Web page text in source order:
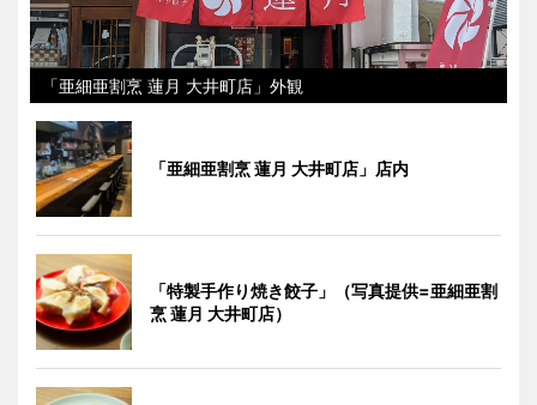
「亜細亜割烹 蓮月 大井町店」外観
「亜細亜割烹 蓮月 大井町店」店内
「特製手作り焼き餃子」（写真提供=亜細亜割
烹 蓮月 大井町店）